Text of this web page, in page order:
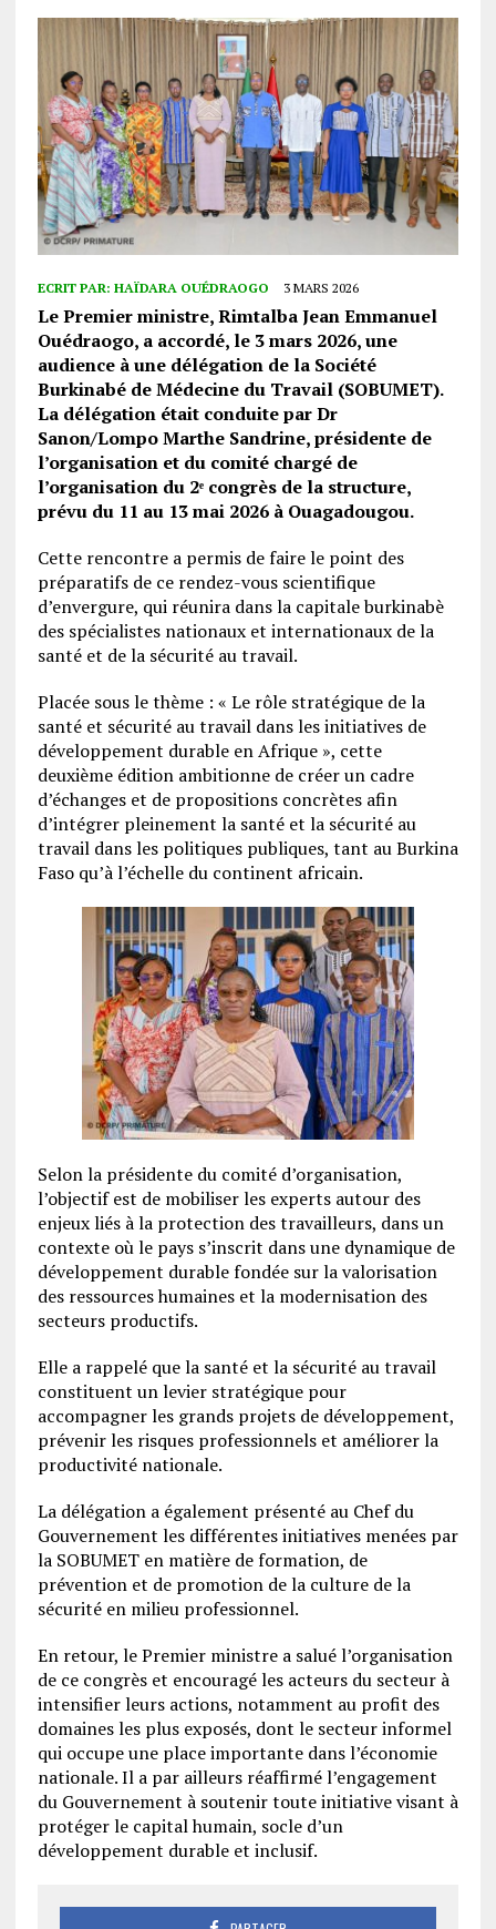
ECRIT PAR: HAÏDARA OUÉDRAOGO 3 MARS 2026
Le Premier ministre, Rimtalba Jean Emmanuel
Ouédraogo, a accordé, le 3 mars 2026, une
audience à une délégation de la Société
Burkinabé de Médecine du Travail (SOBUMET).
La délégation était conduite par Dr
Sanon/Lompo Marthe Sandrine, présidente de
l’organisation et du comité chargé de
l’organisation du 2ᵉ congrès de la structure,
prévu du 11 au 13 mai 2026 à Ouagadougou.
Cette rencontre a permis de faire le point des
préparatifs de ce rendez-vous scientifique
d’envergure, qui réunira dans la capitale burkinabè
des spécialistes nationaux et internationaux de la
santé et de la sécurité au travail.
Placée sous le thème : « Le rôle stratégique de la
santé et sécurité au travail dans les initiatives de
développement durable en Afrique », cette
deuxième édition ambitionne de créer un cadre
d’échanges et de propositions concrètes afin
d’intégrer pleinement la santé et la sécurité au
travail dans les politiques publiques, tant au Burkina
Faso qu’à l’échelle du continent africain.
Selon la présidente du comité d’organisation,
l’objectif est de mobiliser les experts autour des
enjeux liés à la protection des travailleurs, dans un
contexte où le pays s’inscrit dans une dynamique de
développement durable fondée sur la valorisation
des ressources humaines et la modernisation des
secteurs productifs.
Elle a rappelé que la santé et la sécurité au travail
constituent un levier stratégique pour
accompagner les grands projets de développement,
prévenir les risques professionnels et améliorer la
productivité nationale.
La délégation a également présenté au Chef du
Gouvernement les différentes initiatives menées par
la SOBUMET en matière de formation, de
prévention et de promotion de la culture de la
sécurité en milieu professionnel.
En retour, le Premier ministre a salué l’organisation
de ce congrès et encouragé les acteurs du secteur à
intensifier leurs actions, notamment au profit des
domaines les plus exposés, dont le secteur informel
qui occupe une place importante dans l’économie
nationale. Il a par ailleurs réaffirmé l’engagement
du Gouvernement à soutenir toute initiative visant à
protéger le capital humain, socle d’un
développement durable et inclusif.